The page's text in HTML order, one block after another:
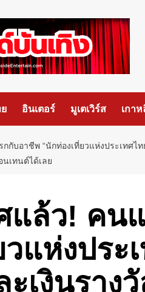
อินเตอร์ มูเตเวิร์ส เกาห
กับอาชีพ “นักท่องเที่ยวแห่งประเทศไ
นเทนต์ได้เลย
แล้ว! คน
แห่งประ
เงินราง